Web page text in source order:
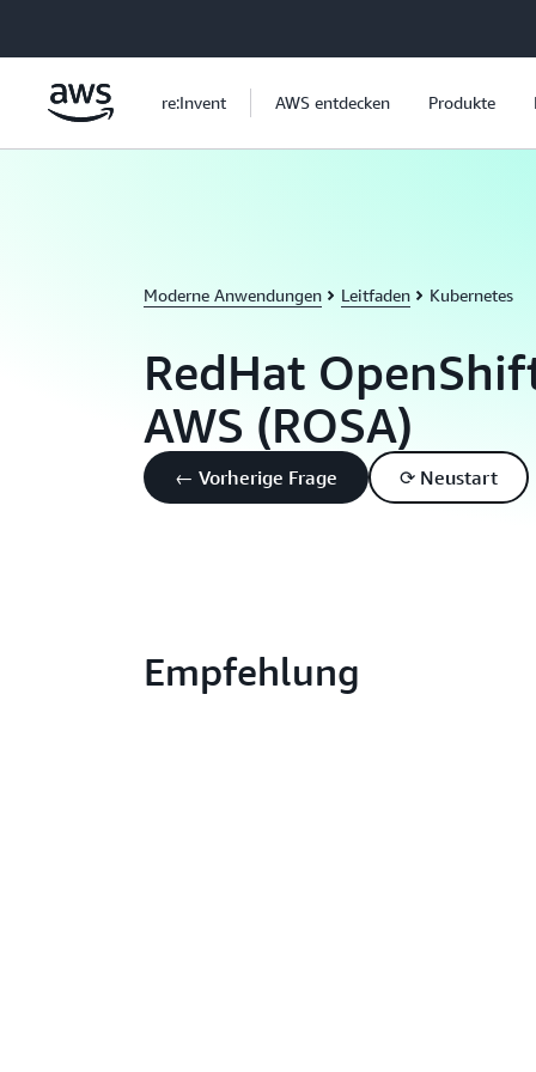
re:Invent AWS entdecken Produkte
Moderne Anwendungen Leitfaden Kubernetes
RedHat
AWS (ROSA)
← Vorherige Frage ⟳ Neustart
Empfehlung